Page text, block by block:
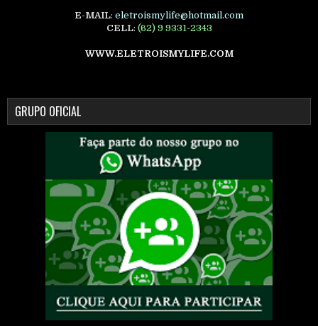
E-MAIL: eletroismylife@hotmail.com
CELL: (62) 9 9331-2343
WWW.ELETROISMYLIFE.COM
GRUPO OFICIAL